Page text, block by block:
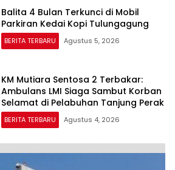
Balita 4 Bulan Terkunci di Mobil
Parkiran Kedai Kopi Tulungagung
BERITA TERBARU Agustus 5, 2026
KM Mutiara Sentosa 2 Terbakar:
Ambulans LMI Siaga Sambut Korban
Selamat di Pelabuhan Tanjung Perak
BERITA TERBARU Agustus 4, 2026